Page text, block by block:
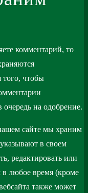
комментарий, то
того, чтобы
на одобрение.
сайте мы храним
в своем
редактировать или
любое время (кроме
также может